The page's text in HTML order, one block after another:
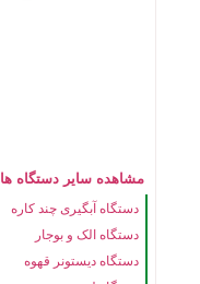
مشاهده سایر دستگاه ها
دستگاه آبگیری چند کاره
دستگاه الک و بوجار
دستگاه دیستونر قهوه